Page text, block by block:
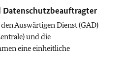
Datenschutzbeauftragter
Auswärtigen Dienst (GAD)
und die
eine einheitliche